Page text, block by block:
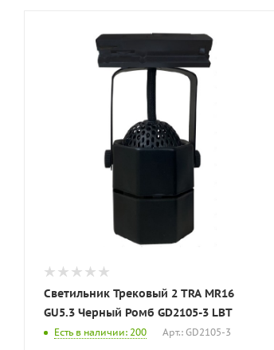
Светильник Трековый 2 TRA MR16
GU5.3 Черный Ромб GD2105-3 LBT
Есть в наличии: 200 Арт.: GD2105-3